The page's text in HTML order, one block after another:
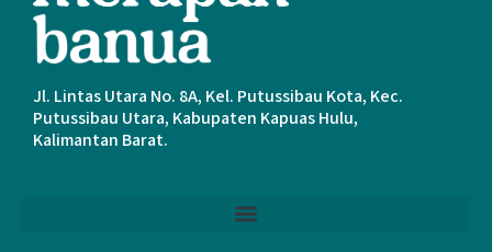
Jl. Lintas Utara No. 8A, Kel. Putussibau Kota, Kec.
Putussibau Utara, Kabupaten Kapuas Hulu,
Kalimantan Barat.